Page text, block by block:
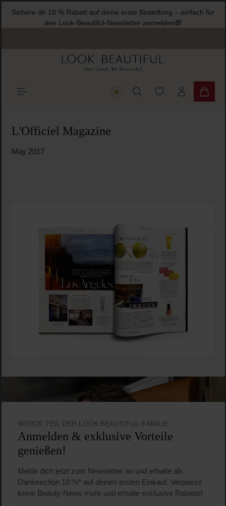
springen
Sichere dir 10 % Rabatt auf deine erste Bestellung – einfach für
den Look-Beautiful-Newsletter anmelden🎁
Du hast 0
L'Officiel Magazine
May 2017
WERDE TEIL DER LOOK BEAUTIFUL-FAMILIE
Anmelden & exklusive Vorteile
genießen!
Melde dich jetzt zum Newsletter an und erhalte als
Dankeschön 10 %* auf deinen ersten Einkauf. Verpasse
keine Beauty-News mehr und erhalte exklusive Rabatte!